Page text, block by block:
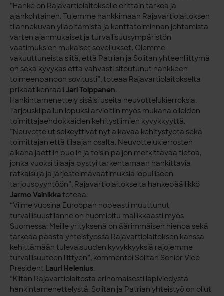
”Hanke on Rajavartiolaitokselle erittäin tärkeä ja
ajankohtainen. Tulemme hankkimaan Rajavartiolaitoksen
tilannekuvan ylläpitämistä ja kenttätoiminnan johtamista
varten ajanmukaiset ja turvallisuusympäristön
vaatimuksien mukaiset sovellukset. Olemme
vakuuttuneista siitä, että Patrian ja Solitan yhteenliittymä
on sekä kyvykäs että vahvasti sitoutunut hankkeen
toimeenpanoon sovitusti”, toteaa Rajavartiolaitokselta
prikaatikenraali Jari Tolppanen.
Hankintamenettely sisälsi useita neuvottelukierroksia.
Tarjouskilpailun lopuksi arvioitiin myös mukana olleiden
toimittajaehdokkaiden kehitystiimien kyvykkyyttä.
”Neuvottelut selkeyttivät nyt alkavaa kehitystyötä sekä
toimittajan että tilaajan osalta. Neuvottelukierrosten
aikana jaettiin puolin ja toisin paljon merkittävää tietoa,
jonka vuoksi tilaaja pystyi tarkentamaan hankittavia
ratkaisuja ja järjestelmävaatimuksia lopulliseen
tarjouspyyntöön”, Rajavartiolaitokselta hankepäällikkö
Jarmo Vainikkatoteaa.
“Viime vuosina Euroopan nopeasti muuttunut
turvallisuustilanne on huomioitu mallikkaasti myös
Suomessa. Meille yrityksenä on äärimmäisen hienoa sekä
tärkeää päästä yhteistyössä Rajavartiolaitoksen kanssa
kehittämään tulevaisuuden kyvykkyyksiä rajojemme
turvallisuuteen liittyen”, kommentoi Solitan Senior Vice
President Lauri Helenius.
“Kiitän Rajavartiolaitosta erinomaisesti läpiviedystä
hankintamenettelystä. Solitan ja Patrian yhteistyö on ollut